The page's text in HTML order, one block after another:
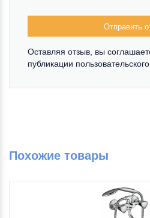
Отправить
Оставляя отзыв, вы
публикации
Похожие товары